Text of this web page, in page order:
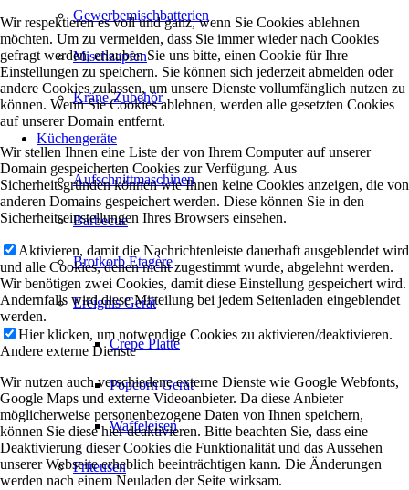
Gewerbemischbatterien
Mischzapfen
Kräne-Zubehör
Küchengeräte
Aufschnittmaschinen
Barbecue
Brotkorb Etagère
Ereignis Gerät
Crepe Platte
Popcorn Gerät
Waffeleisen
Friteusen
Wir respektieren es voll und ganz, wenn Sie Cookies ablehnen
möchten. Um zu vermeiden, dass Sie immer wieder nach Cookies
gefragt werden, erlauben Sie uns bitte, einen Cookie für Ihre
Einstellungen zu speichern. Sie können sich jederzeit abmelden oder
andere Cookies zulassen, um unsere Dienste vollumfänglich nutzen zu
können. Wenn Sie Cookies ablehnen, werden alle gesetzten Cookies
auf unserer Domain entfernt.
Wir stellen Ihnen eine Liste der von Ihrem Computer auf unserer
Domain gespeicherten Cookies zur Verfügung. Aus
Sicherheitsgründen können wie Ihnen keine Cookies anzeigen, die von
anderen Domains gespeichert werden. Diese können Sie in den
Sicherheitseinstellungen Ihres Browsers einsehen.
Aktivieren, damit die Nachrichtenleiste dauerhaft ausgeblendet wird
und alle Cookies, denen nicht zugestimmt wurde, abgelehnt werden.
Wir benötigen zwei Cookies, damit diese Einstellung gespeichert wird.
Andernfalls wird diese Mitteilung bei jedem Seitenladen eingeblendet
werden.
Hier klicken, um notwendige Cookies zu aktivieren/deaktivieren.
Andere externe Dienste
Wir nutzen auch verschiedene externe Dienste wie Google Webfonts,
Google Maps und externe Videoanbieter. Da diese Anbieter
möglicherweise personenbezogene Daten von Ihnen speichern,
können Sie diese hier deaktivieren. Bitte beachten Sie, dass eine
Deaktivierung dieser Cookies die Funktionalität und das Aussehen
unserer Webseite erheblich beeinträchtigen kann. Die Änderungen
werden nach einem Neuladen der Seite wirksam.